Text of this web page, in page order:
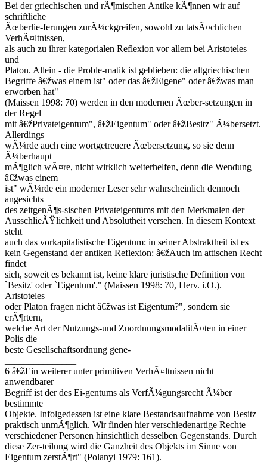
Bei der griechischen und rÃ¶mischen Antike kÃ¶nnen wir auf
schriftliche
Ãœberlie-ferungen zurÃ¼ckgreifen, sowohl zu tatsÃ¤chlichen
VerhÃ¤ltnissen,
als auch zu ihrer kategorialen Reflexion vor allem bei Aristoteles
und
Platon. Allein - die Proble-matik ist geblieben: die altgriechischen
Begriffe â€žwas einem ist" oder das â€žEigene" oder â€žwas man
erworben hat"
(Maissen 1998: 70) werden in den modernen Ãœber-setzungen in
der Regel
mit â€žPrivateigentum", â€žEigentum" oder â€žBesitz" Ã¼bersetzt.
Allerdings
wÃ¼rde auch eine wortgetreuere Ãœbersetzung, so sie denn
Ã¼berhaupt
mÃ¶glich wÃ¤re, nicht wirklich weiterhelfen, denn die Wendung
â€žwas einem
ist" wÃ¼rde ein moderner Leser sehr wahrscheinlich dennoch
angesichts
des zeitgenÃ¶s-sischen Privateigentums mit den Merkmalen der
AusschlieÃŸlichkeit und Absolutheit versehen. In diesem Kontext
steht
auch das vorkapitalistische Eigentum: in seiner Abstraktheit ist es
kein Gegenstand der antiken Reflexion: â€žAuch im attischen Recht
findet
sich, soweit es bekannt ist, keine klare juristische Definition von
`Besitz' oder `Eigentum'." (Maissen 1998: 70, Herv. i.O.).
Aristoteles
oder Platon fragen nicht â€žwas ist Eigentum?", sondern sie
erÃ¶rtern,
welche Art der Nutzungs-und ZuordnungsmodalitÃ¤ten in einer
Polis die
beste Gesellschaftsordnung gene-
6 â€žEin weiterer unter primitiven VerhÃ¤ltnissen nicht
anwendbarer
Begriff ist der des Ei-gentums als VerfÃ¼gungsrecht Ã¼ber
bestimmte
Objekte. Infolgedessen ist eine klare Bestandsaufnahme von Besitz
praktisch unmÃ¶glich. Wir finden hier verschiedenartige Rechte
verschiedener Personen hinsichtlich desselben Gegenstands. Durch
diese Zer-teilung wird die Ganzheit des Objekts im Sinne von
Eigentum zerstÃ¶rt" (Polanyi 1979: 161).